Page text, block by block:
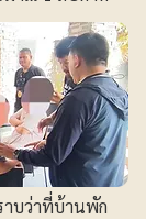
าบว่าที่บ้านพัก